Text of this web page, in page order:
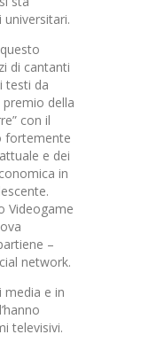
di cantanti
testi da
premio della
con il
fortemente
e dei
in
Videogame
–
network.
media e in
televisivi.